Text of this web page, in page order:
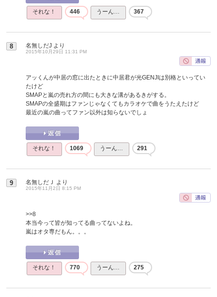
それな！ 446 うーん… 367
8 名無しだJ より
2015年10月29日 11:31 PM
アッくんが中居の窓に出たときに中居君が光GENJIは別格といってい
たけど
SMAPと嵐の売れ方の間にも大きな溝があるきがする。
SMAPの全盛期はファンじゃなくてもカラオケで曲をうたえたけど
最近の嵐の曲ってファン以外は知らないでしょ
それな！ 1069 うーん… 291
9 名無しだＪ より
2015年11月2日 8:15 PM
>>8
本当今って皆が知ってる曲ってないよね。
嵐はオタ専だもん。。。
それな！ 770 うーん… 275